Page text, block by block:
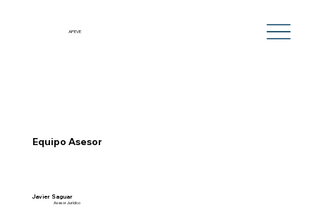
APEVE
Equipo Asesor
Javier Saguar
Asesor Jurídico